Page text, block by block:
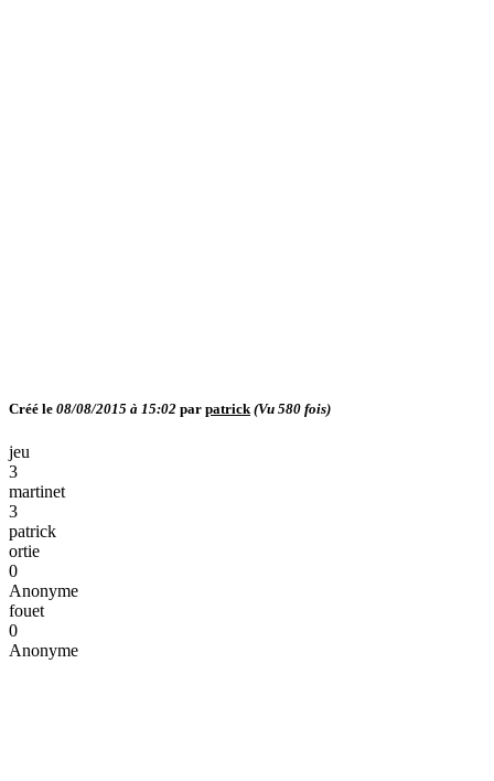
Créé le 08/08/2015 à 15:02 par patrick (Vu 580 fois)
jeu
3
martinet
3
patrick
ortie
0
Anonyme
fouet
0
Anonyme